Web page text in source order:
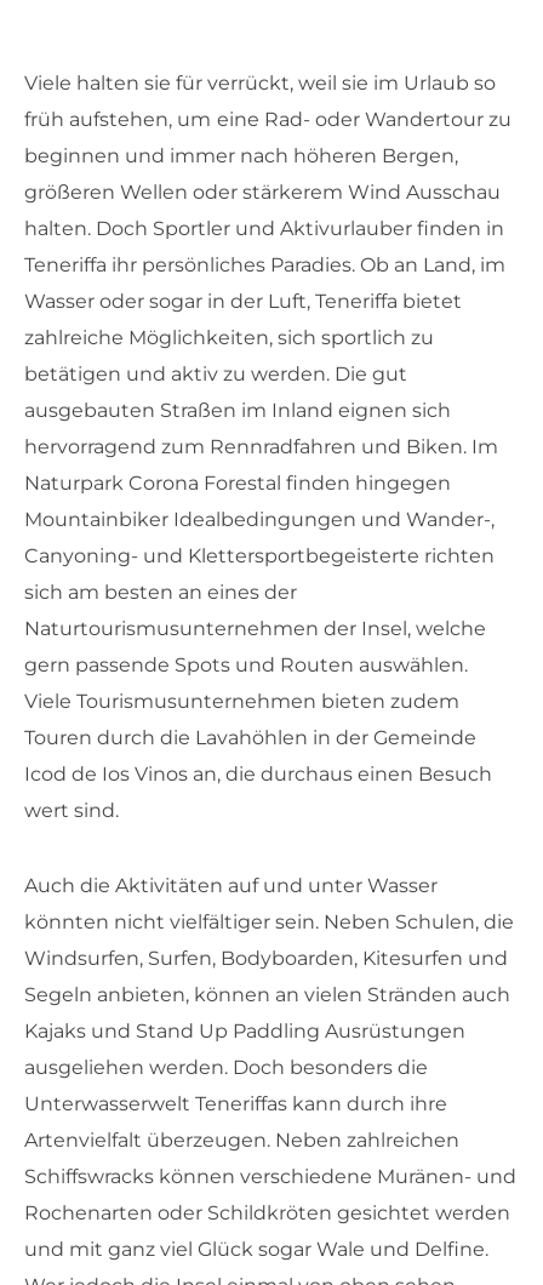
Viele halten sie für verrückt, weil sie im Urlaub so
früh aufstehen, um eine Rad- oder Wandertour zu
beginnen und immer nach höheren Bergen,
größeren Wellen oder stärkerem Wind Ausschau
halten. Doch Sportler und Aktivurlauber finden in
Teneriffa ihr persönliches Paradies. Ob an Land, im
Wasser oder sogar in der Luft, Teneriffa bietet
zahlreiche Möglichkeiten, sich sportlich zu
betätigen und aktiv zu werden. Die gut
ausgebauten Straßen im Inland eignen sich
hervorragend zum Rennradfahren und Biken. Im
Naturpark Corona Forestal finden hingegen
Mountainbiker Idealbedingungen und Wander-,
Canyoning- und Klettersportbegeisterte richten
sich am besten an eines der
Naturtourismusunternehmen der Insel, welche
gern passende Spots und Routen auswählen.
Viele Tourismusunternehmen bieten zudem
Touren durch die Lavahöhlen in der Gemeinde
Icod de Ios Vinos an, die durchaus einen Besuch
wert sind.
Auch die Aktivitäten auf und unter Wasser
könnten nicht vielfältiger sein. Neben Schulen, die
Windsurfen, Surfen, Bodyboarden, Kitesurfen und
Segeln anbieten, können an vielen Stränden auch
Kajaks und Stand Up Paddling Ausrüstungen
ausgeliehen werden. Doch besonders die
Unterwasserwelt Teneriffas kann durch ihre
Artenvielfalt überzeugen. Neben zahlreichen
Schiffswracks können verschiedene Muränen- und
Rochenarten oder Schildkröten gesichtet werden
und mit ganz viel Glück sogar Wale und Delfine.